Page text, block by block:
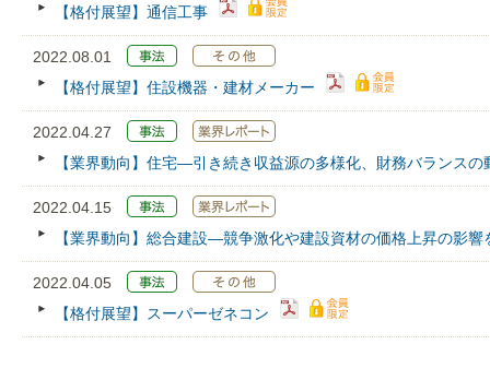
【格付展望】通信工事
2022.08.01
【格付展望】住設機器・建材メーカー
2022.04.27
【業界動向】住宅―引き続き収益源の多様化、財務バランス
2022.04.15
【業界動向】総合建設―競争激化や建設資材の価格上昇の影
2022.04.05
【格付展望】スーパーゼネコン